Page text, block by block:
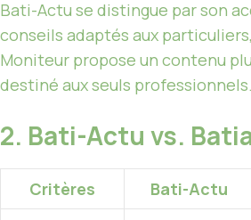
Bati-Actu se distingue par son
conseils adaptés aux
Moniteur propose un contenu
destiné aux seuls professionnels.
2. Bati-Actu vs.
Critères Bati-Actu